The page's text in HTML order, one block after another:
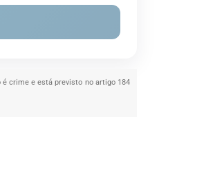
crime e está previsto no artigo 184